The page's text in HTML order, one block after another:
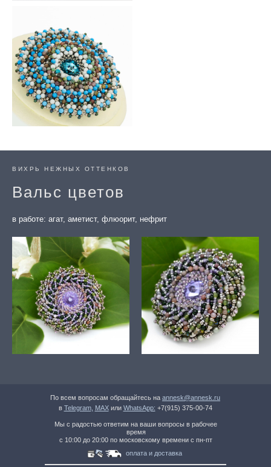
ВИХРЬ НЕЖНЫХ ОТТЕНКОВ
Вальс цветов
в работе: агат, аметист, флюорит, нефрит
По всем вопросам обращайтесь на annesk@annesk.ru
в Telegram, MAX или WhatsApp: +7(915) 375-00-74
Мы с радостью ответим на ваши вопросы в рабочее
время
с 10:00 до 20:00 по московскому времени с пн-пт
оплата и доставка